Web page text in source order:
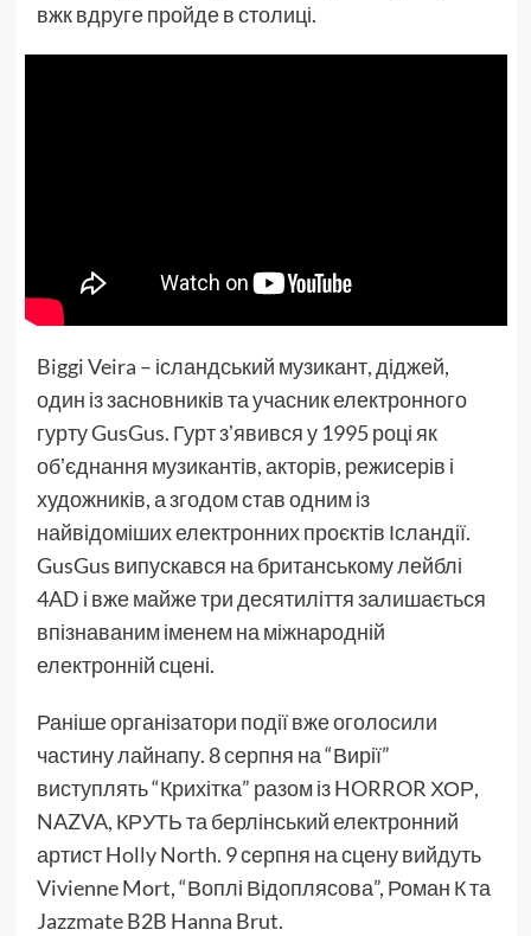
вжк вдруге пройде в столиці.
Biggi Veira – ісландський музикант, діджей,
один із засновників та учасник електронного
гурту GusGus. Гурт зʼявився у 1995 році як
обʼєднання музикантів, акторів, режисерів і
художників, а згодом став одним із
найвідоміших електронних проєктів Ісландії.
GusGus випускався на британському лейблі
4AD і вже майже три десятиліття залишається
впізнаваним іменем на міжнародній
електронній сцені.
Раніше організатори події вже оголосили
частину лайнапу. 8 серпня на “Вирії”
виступлять “Крихітка” разом із HORROR ХОР,
NAZVA, КРУТЬ та берлінський електронний
артист Holly North. 9 серпня на сцену вийдуть
Vivienne Mort, “Воплі Відоплясова”, Роман К та
Jazzmate B2B Hanna Brut.